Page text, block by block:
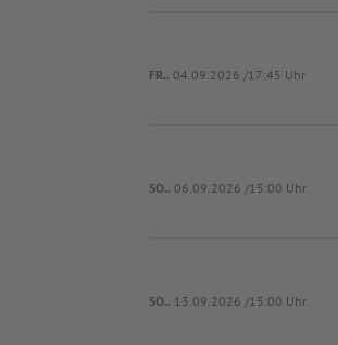
FR.. 04.09.2026 /17:45 Uhr
SO.. 06.09.2026 /15:00 Uhr
SO.. 13.09.2026 /15:00 Uhr